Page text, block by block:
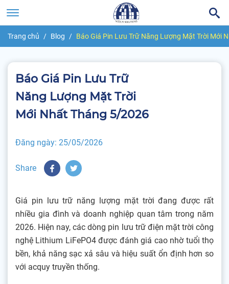
Trang chủ Blog Báo Giá Pin Lưu Trữ Năng Lượng Mặt Trời Mới
Báo Giá Pin Lưu Trữ
Năng Lượng Mặt Trời
Mới Nhất Tháng 5/2026
Đăng ngày: 25/05/2026
Share
Giá pin lưu trữ năng lượng mặt trời đang được rất
nhiều gia đình và doanh nghiệp quan tâm trong năm
2026. Hiện nay, các dòng pin lưu trữ điện mặt trời công
nghệ Lithium LiFePO4 được đánh giá cao nhờ tuổi thọ
bền, khả năng sạc xả sâu và hiệu suất ổn định hơn so
với acquy truyền thống.